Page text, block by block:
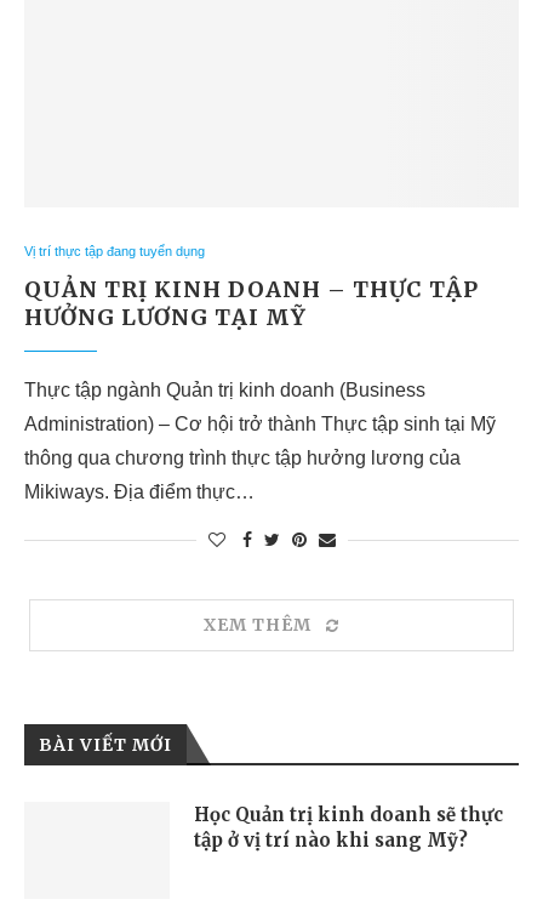
Vị trí thực tập đang tuyển dụng
QUẢN TRỊ KINH DOANH – THỰC TẬP
HƯỞNG LƯƠNG TẠI MỸ
Thực tập ngành Quản trị kinh doanh (Business
Administration) – Cơ hội trở thành Thực tập sinh tại Mỹ
thông qua chương trình thực tập hưởng lương của
Mikiways. Địa điểm thực…
XEM THÊM
BÀI VIẾT MỚI
Học Quản trị kinh doanh sẽ thực
tập ở vị trí nào khi sang Mỹ?